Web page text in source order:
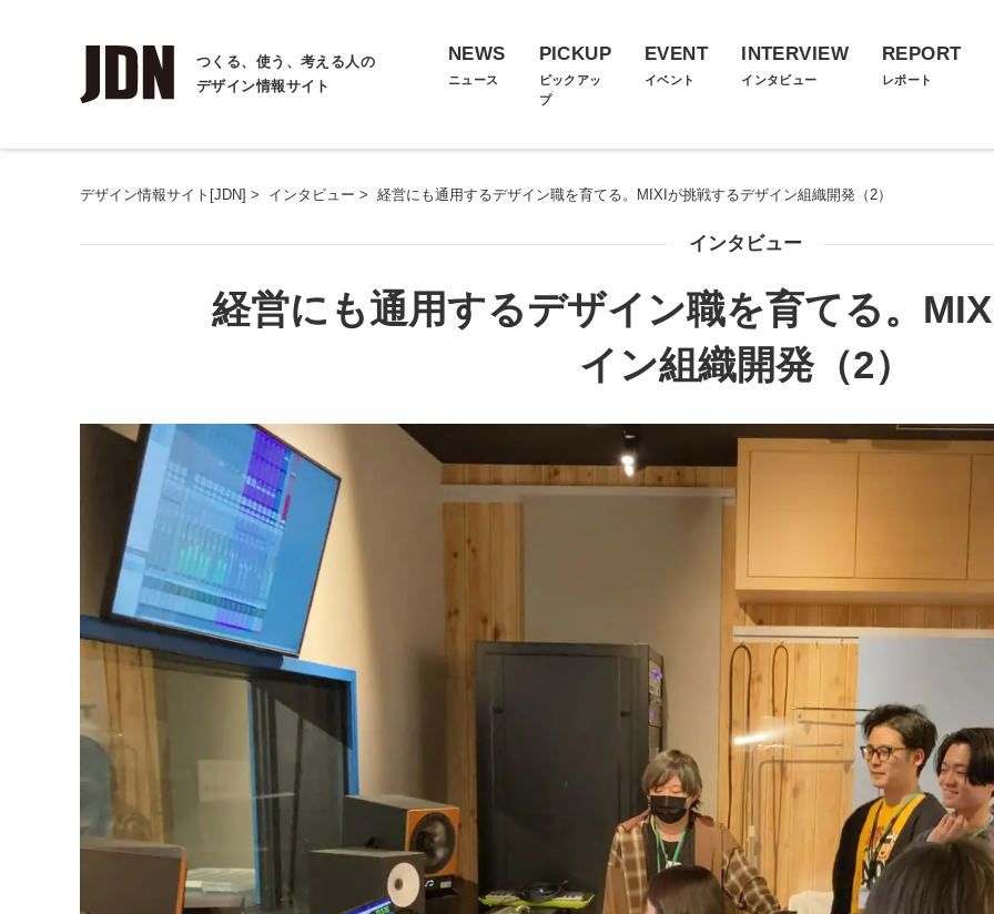
つくる、使う、考える人の
デザイン情報サイト
NEWS
ニュース
PICKUP
ピックアッ
プ
EVENT
イベント
INTERVIEW
インタビュー
REPORT
レポート
デザイン情報サイト[JDN] > インタビュー > 経営にも通用するデザイン職を育てる。MIXIが挑戦するデザイン組織開発（2）
インタビュー
経営にも通用するデザイン職を育てる。
イン組織開発（2）